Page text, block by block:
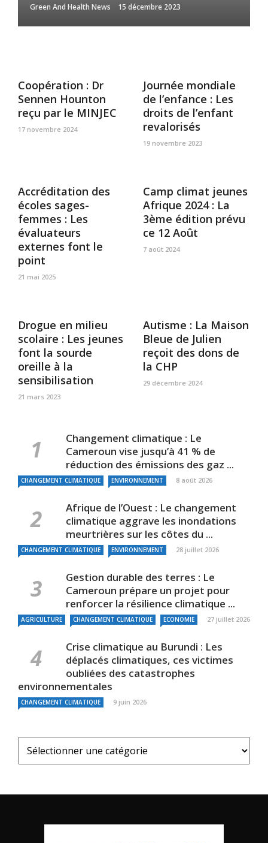
Green And Health News 15 décembre 2023
Coopération : Dr
Sennen Hounton
reçu par le MINJEC
17 novembre 2024
Journée mondiale
de l’enfance : Les
droits de l’enfant
revalorisés
19 novembre 2023
Accréditation des
écoles sages-
femmes : Les
évaluateurs
externes font le
point
21 mai 2025
Camp climat jeunes
Afrique 2024 : La
3ème édition prévu
ce 12 Août
7 août 2024
Drogue en milieu
scolaire : Les jeunes
font la sourde
oreille à la
sensibilisation
21 mars 2023
Autisme : La Maison
Bleue de Julien
reçoit des dons de
la CHP
29 décembre 2024
Changement climatique : Le
Cameroun vise jusqu’à 41 % de
réduction des émissions des gaz ...
CHANGEMENT CLIMATIQUE ENVIRONNEMENT 8 août 2026
Afrique de l’Ouest : Le changement
climatique aggrave les inondations
meurtrières sur les côtes du ...
CHANGEMENT CLIMATIQUE ENVIRONNEMENT 28 juillet 2026
Gestion durable des terres : Le
Cameroun prépare un projet pour
renforcer la résilience climatique ...
AGRICULTURE CHANGEMENT CLIMATIQUE ECONOMIE 27 juillet 2026
Crise climatique au Burundi : Les
déplacés climatiques, ces victimes
oubliées des catastrophes
environnementales
CHANGEMENT CLIMATIQUE 9 juin 2026